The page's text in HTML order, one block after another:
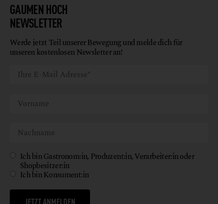
GAUMEN HOCH
NEWSLETTER
Werde jetzt Teil unserer Bewegung und melde dich für
unseren kostenlosen Newsletter an!
Ich bin Gastronom:in, Produzent:in, Verarbeiter:in oder
Shopbesitzer:in
Ich bin Konsument:in
JETZT ANMELDEN